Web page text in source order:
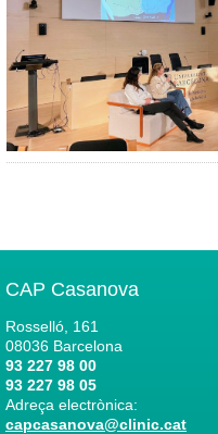
CAP Casanova
Rosselló, 161
08036 Barcelona
93 227 98 00
93 227 98 05
Adreça electrònica:
capcasanova@clinic.cat